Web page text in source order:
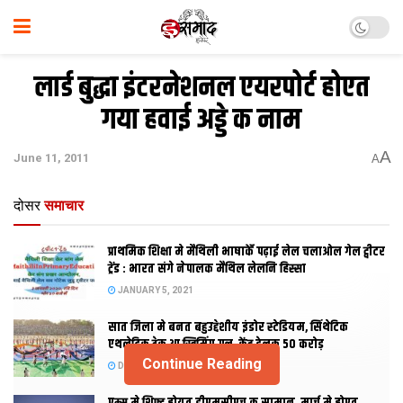
लार्ड बुद्धा इंटरनेशनल एयरपोर्ट होएत
गया हवाई अड्डे क नाम
June 11, 2011 AA
दोसर समाचार
प्राथमिक शि‍क्षा मे मैथि‍ली भाषाकेँ पढ़ाई लेल चलाओल गेल ट्वीटर
ट्रेंड : भारत संगे नेपालक मैथिल लेलनि हिस्सा
JANUARY 5, 2021
सात जिला मे बनत बहुउद्देशीय इंडोर स्‍टेडि‍यम, सिंथेटिक
एथलेटिक ट्रेक आ स्विमिंग पुल, केंद्र देलक 50 करोड़
DECEMBER 26, 2020
Continue Reading